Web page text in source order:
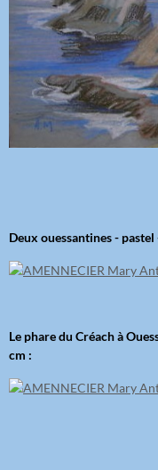
Deux ouessantines -
Le phare du Créach à
cm :